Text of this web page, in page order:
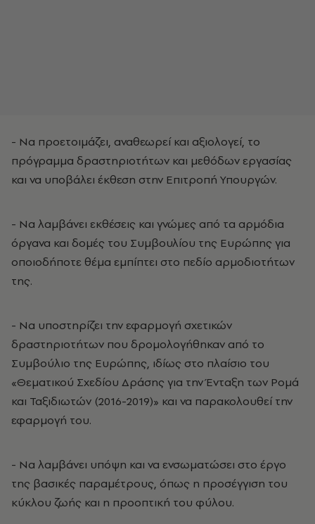
- Να προετοιμάζει, αναθεωρεί και αξιολογεί, το
πρόγραμμα δραστηριοτήτων και μεθόδων εργασίας
και να υποβάλει έκθεση στην Επιτροπή Υπουργών.
- Να λαμβάνει εκθέσεις και γνώμες από τα αρμόδια
όργανα και δομές του Συμβουλίου της Ευρώπης για
οποιοδήποτε θέμα εμπίπτει στο πεδίο αρμοδιοτήτων
της.
- Να υποστηρίζει την εφαρμογή σχετικών
δραστηριοτήτων που δρομολογήθηκαν από το
Συμβούλιο της Ευρώπης, ιδίως στο πλαίσιο του
«Θεματικού Σχεδίου Δράσης για την Ένταξη των Ρομά
και Ταξιδιωτών (2016-2019)» και να παρακολουθεί την
εφαρμογή του.
- Να λαμβάνει υπόψη και να ενσωματώσει στο έργο
της βασικές παραμέτρους, όπως η προσέγγιση του
κύκλου ζωής και η προοπτική του φύλου.